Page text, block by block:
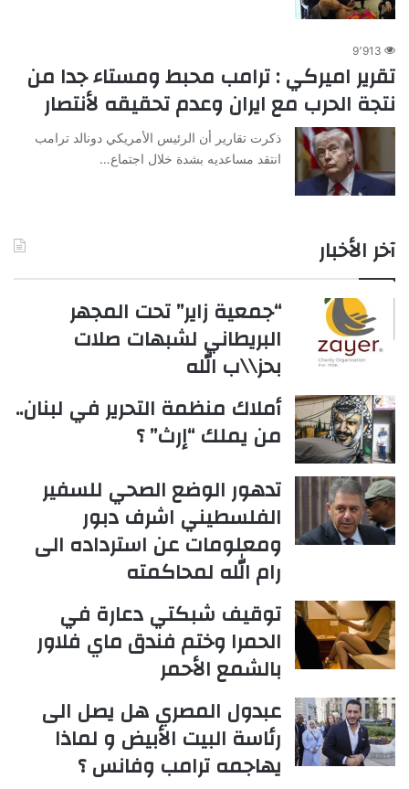
9٬913
تقرير اميركي : ترامب محبط ومستاء جدا من
نتجة الحرب مع ايران وعدم تحقيقه لأنتصار
ذكرت تقارير أن الرئيس الأمريكي دونالد ترامب
انتقد مساعديه بشدة خلال اجتماع…
آخر الأخبار
“جمعية زاير” تحت المجهر
البريطاني لشبهات صلات
بحز\\ب الله
أملاك منظمة التحرير في لبنان..
من يملك “إرث” ؟
تدهور الوضع الصحي للسفير
الفلسطيني اشرف دبور
ومعلومات عن استرداده الى
رام الله لمحاكمته
توقيف شبكتي دعارة في
الحمرا وختم فندق ماي فلاور
بالشمع الأحمر
عبدول المصري هل يصل الى
رئاسة البيت الأبيض و لماذا
يهاجمه ترامب وفانس ؟